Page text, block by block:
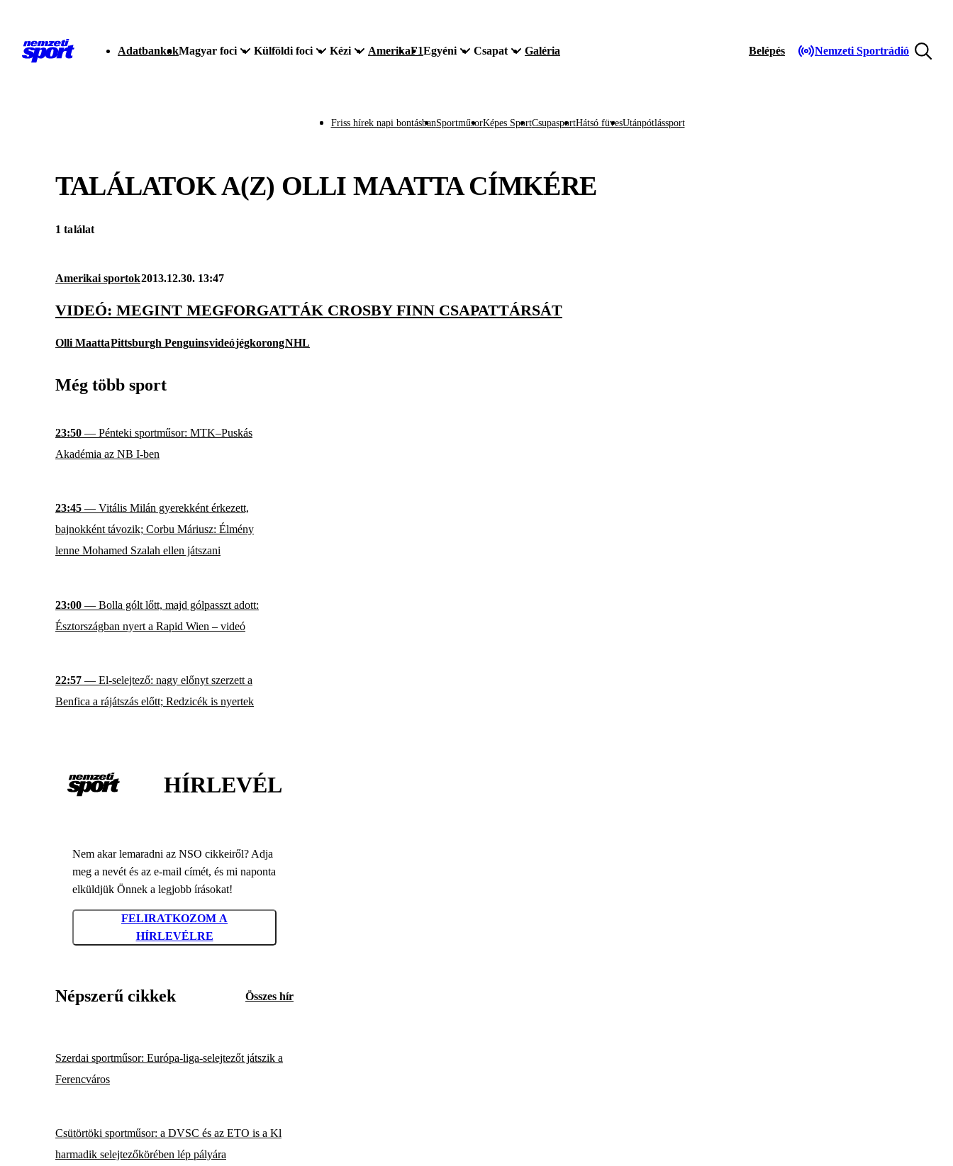
AdatbankokMagyar foci Külföldi foci Kézi AmerikaF1Egyéni Csapat Galéria Belépés Nemzeti Sportrádió
Friss hírek napi bontásbanSportműsorKépes SportCsupasportHátsó füvesUtánpótlássport
TALÁLATOK A(Z) OLLI MAATTACÍMKÉRE
1 találat
Amerikai sportok2013.12.30. 13:47
VIDEÓ: MEGINT MEGFORGATTÁK CROSBY FINN CSAPATTÁRSÁT
Olli MaattaPittsburgh PenguinsvideójégkorongNHL
Még több sport
23:50 — Pénteki sportműsor: MTK–Puskás
Akadémia az NB I-ben
23:45 — Vitális Milán gyerekként érkezett,
bajnokként távozik; Corbu Máriusz: Élmény
lenne Mohamed Szalah ellen játszani
23:00 — Bolla gólt lőtt, majd gólpasszt adott:
Észtországban nyert a Rapid Wien – videó
22:57 — El-selejtező: nagy előnyt szerzett a
Benfica a rájátszás előtt; Redzicék is nyertek
HÍRLEVÉL
Nem akar lemaradni az NSO cikkeiről? Adja
meg a nevét és az e-mail címét, és mi naponta
elküldjük Önnek a legjobb írásokat!
FELIRATKOZOM A
HÍRLEVÉLRE
Népszerű cikkek Összes hír
Szerdai sportműsor: Európa-liga-selejtezőt játszik a
Ferencváros
Csütörtöki sportműsor: a DVSC és az ETO is a Kl
harmadik selejtezőkörében lép pályára